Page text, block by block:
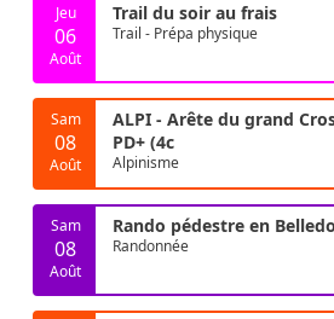
Jeu
06
Août
Trail du soir au frais
Trail - Prépa physique
Sam
08
Août
ALPI - Arête du grand
PD+ (4c
Alpinisme
Sam
08
Août
Rando pédestre en
Randonnée